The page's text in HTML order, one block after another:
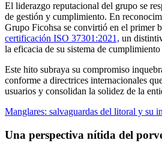
El liderazgo reputacional del grupo se
de gestión y cumplimiento. En
Grupo Ficohsa se convirtió en el primer
certificación ISO 37301:2021, un
la eficacia de su sistema de
Este hito subraya su compromiso
conforme a directrices internacionales
usuarios y consolidan la solidez de la
Manglares: salvaguardas del litoral y su
Una perspectiva nítida del